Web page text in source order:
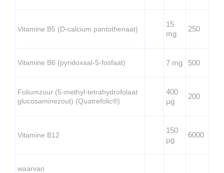
Vitamine B5 (D-calcium pantothenaat)
15
mg
250
Vitamine B6 (pyridoxaal-5-fosfaat) 7 mg 500
Foliumzuur (5-methyl-tetrahydrofolaat
glucosaminezout) (Quatrefolic®)
400
μg
200
Vitamine B12
150
μg
6000
waarvan